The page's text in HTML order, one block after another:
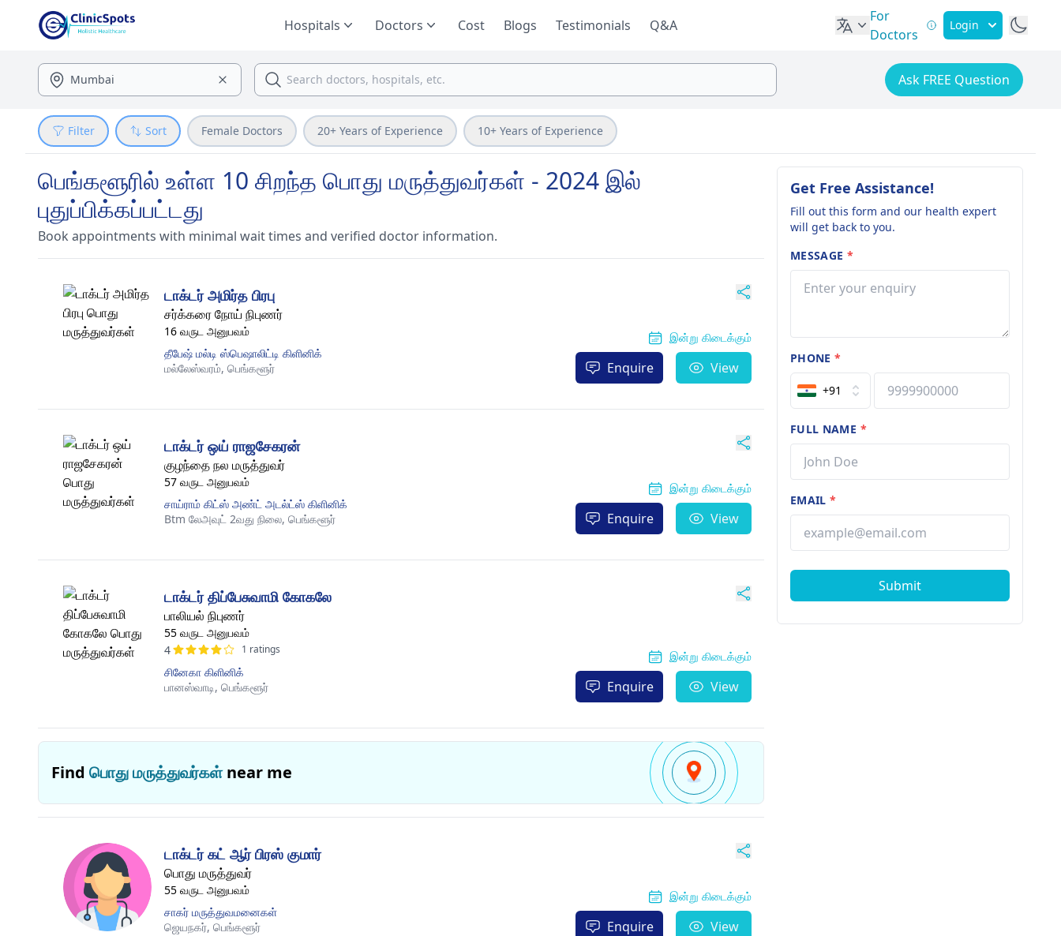
Hospitals Doctors Cost Blogs Testimonials Q&A
For
Doctors
Login
Ask FREE Question
Filter Sort Female Doctors 20+ Years of Experience 10+ Years of Experience
பெங்களூரில் உள்ள 10 சிறந்த பொது மருத்துவர்கள் - 2024 இல்
புதுப்பிக்கப்பட்டது
Book appointments with minimal wait times and verified doctor information.
டாக்டர் அமிர்த பிரபு
சர்க்கரை நோய் நிபுணர்
16 வருட அனுபவம்
தீபேஷ் மல்டி ஸ்பெஷாலிட்டி கிளினிக்
மல்லேஸ்வரம், பெங்களூர்
இன்று கிடைக்கும்
Enquire View
டாக்டர் ஒய் ராஜசேகரன்
குழந்தை நல மருத்துவர்
57 வருட அனுபவம்
சாய்ராம் கிட்ஸ் அண்ட் அடல்ட்ஸ் கிளினிக்
Btm லேஅவுட் 2வது நிலை, பெங்களூர்
இன்று கிடைக்கும்
Enquire View
டாக்டர் திப்பேசுவாமி கோகலே
பாலியல் நிபுணர்
55 வருட அனுபவம்
4
1 ratings
சினேகா கிளினிக்
பானஸ்வாடி, பெங்களூர்
இன்று கிடைக்கும்
Enquire View
Find பொது மருத்துவர்கள்near me
டாக்டர் கட் ஆர் பிரஸ் குமார்
பொது மருத்துவர்
55 வருட அனுபவம்
சாகர் மருத்துவமனைகள்
ஜெயநகர், பெங்களூர்
இன்று கிடைக்கும்
Enquire View
Get Free Assistance!
Fill out this form and our health expert
will get back to you.
MESSAGE *
PHONE*
+91
FULL NAME *
EMAIL*
Submit